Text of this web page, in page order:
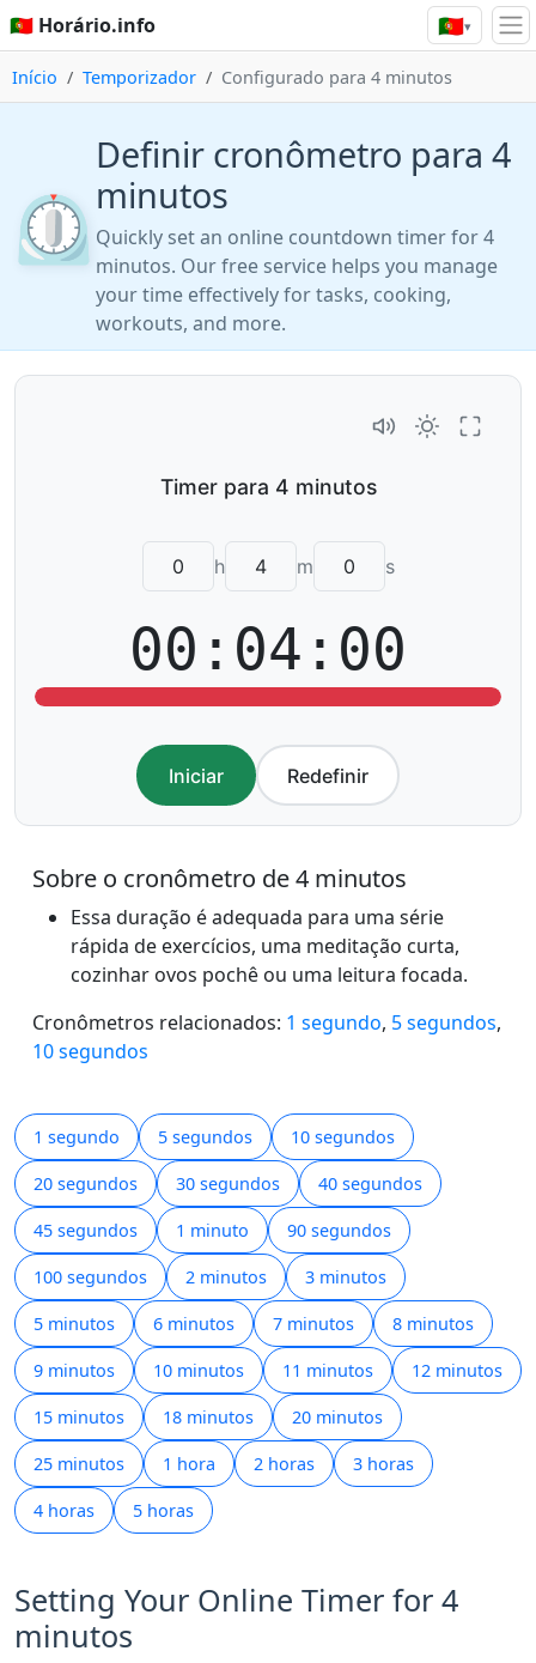
🇵🇹 Horário.info 🇵🇹▾
Início Temporizador Configurado para 4 minutos
⏲️
Definir cronômetro para 4
minutos
Quickly set an online countdown timer for 4
minutos. Our free service helps you manage
your time effectively for tasks, cooking,
workouts, and more.
h m s
00:04:00
Iniciar Redefinir
Sobre o cronômetro de 4 minutos
Essa duração é adequada para uma série
rápida de exercícios, uma meditação curta,
cozinhar ovos pochê ou uma leitura focada.
Cronômetros relacionados: 1 segundo, 5 segundos,
10 segundos
1 segundo 5 segundos 10 segundos
20 segundos 30 segundos 40 segundos
45 segundos 1 minuto 90 segundos
100 segundos 2 minutos 3 minutos
5 minutos 6 minutos 7 minutos 8 minutos
9 minutos 10 minutos 11 minutos 12 minutos
15 minutos 18 minutos 20 minutos
25 minutos 1 hora 2 horas 3 horas
4 horas 5 horas
Setting Your Online Timer for 4
minutos